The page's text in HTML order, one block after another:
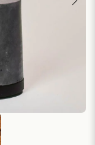
sur le lien suivant